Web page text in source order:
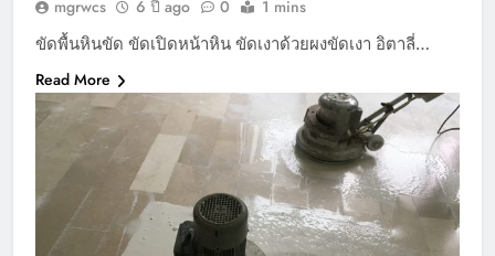
mgrwcs 6 ปี ago 0 1 mins
ขัดพื้นหินขัด ขัดเปิดหน้าหิน ขัดเงาด้วยผงขัดเงา อิตาลี่…
Read More